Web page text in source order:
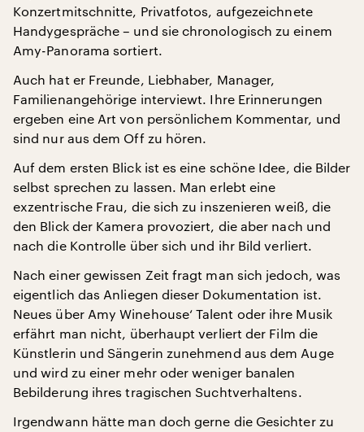
Konzertmitschnitte, Privatfotos, aufgezeichnete
Handygespräche – und sie chronologisch zu einem
Amy-Panorama sortiert.
Auch hat er Freunde, Liebhaber, Manager,
Familienangehörige interviewt. Ihre Erinnerungen
ergeben eine Art von persönlichem Kommentar, und
sind nur aus dem Off zu hören.
Auf dem ersten Blick ist es eine schöne Idee, die Bilder
selbst sprechen zu lassen. Man erlebt eine
exzentrische Frau, die sich zu inszenieren weiß, die
den Blick der Kamera provoziert, die aber nach und
nach die Kontrolle über sich und ihr Bild verliert.
Nach einer gewissen Zeit fragt man sich jedoch, was
eigentlich das Anliegen dieser Dokumentation ist.
Neues über Amy Winehouse‘ Talent oder ihre Musik
erfährt man nicht, überhaupt verliert der Film die
Künstlerin und Sängerin zunehmend aus dem Auge
und wird zu einer mehr oder weniger banalen
Bebilderung ihres tragischen Suchtverhaltens.
Irgendwann hätte man doch gerne die Gesichter zu